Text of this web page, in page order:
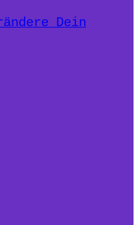
Dein